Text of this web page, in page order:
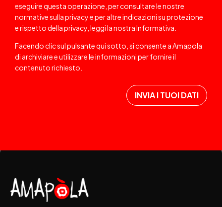
eseguire questa operazione, per consultare le nostre
normative sulla privacy e per altre indicazioni su protezione
e rispetto della privacy, leggi la nostraInformativa
Facendo clic sul pulsante qui sotto, si consente a Amapola
di archiviare e utilizzare le informazioni per fornire il
contenuto richiesto.